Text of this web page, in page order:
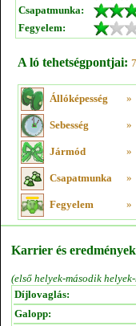
Csapatmunka:
Fegyelem:
A ló tehetségpontjai:
Állóképesség »
Sebesség »
Jármód »
Csapatmunka »
Fegyelem »
Karrier és
(első helyek-második
Díjlovaglás:
Galopp: